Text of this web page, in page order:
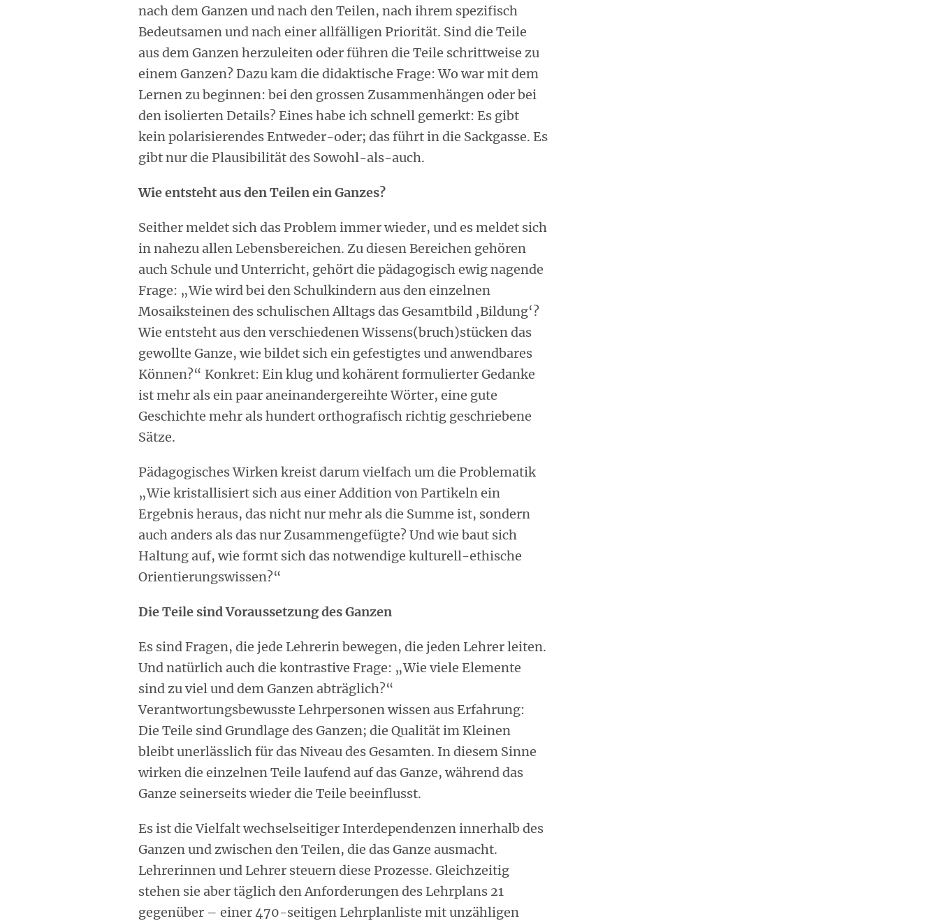
nach dem Ganzen und nach den Teilen, nach ihrem spezifisch
Bedeutsamen und nach einer allfälligen Priorität. Sind die Teile
aus dem Ganzen herzuleiten oder führen die Teile schrittweise zu
einem Ganzen? Dazu kam die didaktische Frage: Wo war mit dem
Lernen zu beginnen: bei den grossen Zusammenhängen oder bei
den isolierten Details? Eines habe ich schnell gemerkt: Es gibt
kein polarisierendes Entweder-oder; das führt in die Sackgasse. Es
gibt nur die Plausibilität des Sowohl-als-auch.
Wie entsteht aus den Teilen ein Ganzes?
Seither meldet sich das Problem immer wieder, und es meldet sich
in nahezu allen Lebensbereichen. Zu diesen Bereichen gehören
auch Schule und Unterricht, gehört die pädagogisch ewig nagende
Frage: „Wie wird bei den Schulkindern aus den einzelnen
Mosaiksteinen des schulischen Alltags das Gesamtbild ‚Bildung‘?
Wie entsteht aus den verschiedenen Wissens(bruch)stücken das
gewollte Ganze, wie bildet sich ein gefestigtes und anwendbares
Können?“ Konkret: Ein klug und kohärent formulierter Gedanke
ist mehr als ein paar aneinandergereihte Wörter, eine gute
Geschichte mehr als hundert orthografisch richtig geschriebene
Sätze.
Pädagogisches Wirken kreist darum vielfach um die Problematik
„Wie kristallisiert sich aus einer Addition von Partikeln ein
Ergebnis heraus, das nicht nur mehr als die Summe ist, sondern
auch anders als das nur Zusammengefügte? Und wie baut sich
Haltung auf, wie formt sich das notwendige kulturell-ethische
Orientierungswissen?“
Die Teile sind Voraussetzung des Ganzen
Es sind Fragen, die jede Lehrerin bewegen, die jeden Lehrer leiten.
Und natürlich auch die kontrastive Frage: „Wie viele Elemente
sind zu viel und dem Ganzen abträglich?“
Verantwortungsbewusste Lehrpersonen wissen aus Erfahrung:
Die Teile sind Grundlage des Ganzen; die Qualität im Kleinen
bleibt unerlässlich für das Niveau des Gesamten. In diesem Sinne
wirken die einzelnen Teile laufend auf das Ganze, während das
Ganze seinerseits wieder die Teile beeinflusst.
Es ist die Vielfalt wechselseitiger Interdependenzen innerhalb des
Ganzen und zwischen den Teilen, die das Ganze ausmacht.
Lehrerinnen und Lehrer steuern diese Prozesse. Gleichzeitig
stehen sie aber täglich den Anforderungen des Lehrplans 21
gegenüber – einer 470-seitigen Lehrplanliste mit unzähligen